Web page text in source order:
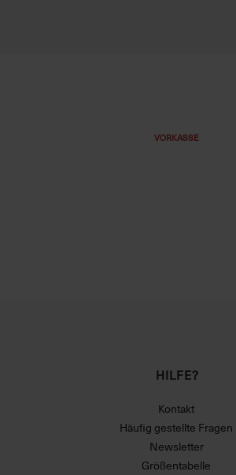
VORKASSE
HILFE?
Kontakt
Häufig gestellte Fragen
Newsletter
Größentabelle